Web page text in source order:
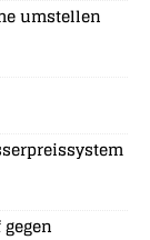
umstellen